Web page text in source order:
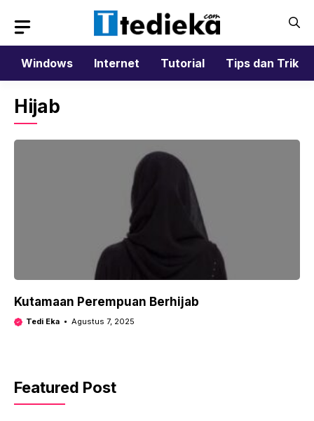
isi
Windows
Internet Tutorial Tips dan Trik
Hijab
Kutamaan Perempuan Berhijab
Tedi Eka Agustus 7, 2025
Featured Post